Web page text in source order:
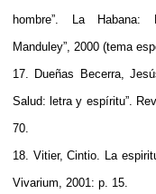
hombre”. La Habana:
Manduley”, 2000 (tema
17. Dueñas Becerra,
Salud: letra y espíritu”.
70.
18. Vitier, Cintio. La
Vivarium, 2001: p. 15.